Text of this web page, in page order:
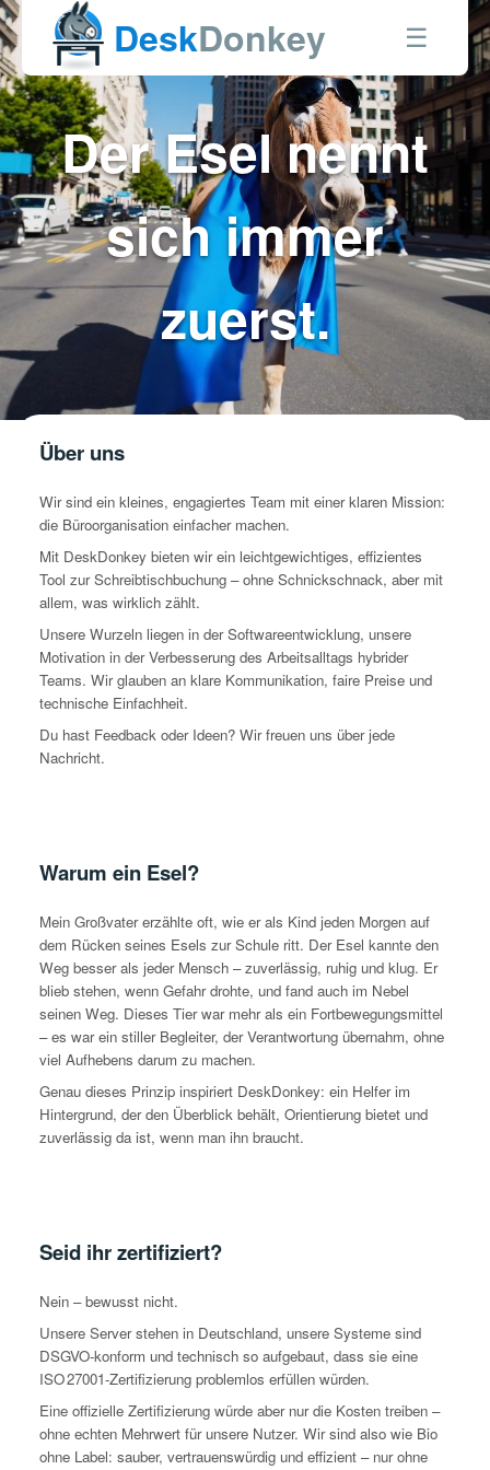
DeskDonkey ☰
Der Esel nennt
sich immer
zuerst.
Über uns
Wir sind ein kleines, engagiertes Team mit einer klaren Mission:
die Büroorganisation einfacher machen.
Mit DeskDonkey bieten wir ein leichtgewichtiges, effizientes
Tool zur Schreibtischbuchung – ohne Schnickschnack, aber mit
allem, was wirklich zählt.
Unsere Wurzeln liegen in der Softwareentwicklung, unsere
Motivation in der Verbesserung des Arbeitsalltags hybrider
Teams. Wir glauben an klare Kommunikation, faire Preise und
technische Einfachheit.
Du hast Feedback oder Ideen? Wir freuen uns über jede
Nachricht.
Warum ein Esel?
Mein Großvater erzählte oft, wie er als Kind jeden Morgen auf
dem Rücken seines Esels zur Schule ritt. Der Esel kannte den
Weg besser als jeder Mensch – zuverlässig, ruhig und klug. Er
blieb stehen, wenn Gefahr drohte, und fand auch im Nebel
seinen Weg. Dieses Tier war mehr als ein Fortbewegungsmittel
– es war ein stiller Begleiter, der Verantwortung übernahm, ohne
viel Aufhebens darum zu machen.
Genau dieses Prinzip inspiriert DeskDonkey: ein Helfer im
Hintergrund, der den Überblick behält, Orientierung bietet und
zuverlässig da ist, wenn man ihn braucht.
Seid ihr zertifiziert?
Nein – bewusst nicht.
Unsere Server stehen in Deutschland, unsere Systeme sind
DSGVO-konform und technisch so aufgebaut, dass sie eine
ISO 27001-Zertifizierung problemlos erfüllen würden.
Eine offizielle Zertifizierung würde aber nur die Kosten treiben –
ohne echten Mehrwert für unsere Nutzer. Wir sind also wie Bio
ohne Label: sauber, vertrauenswürdig und effizient – nur ohne